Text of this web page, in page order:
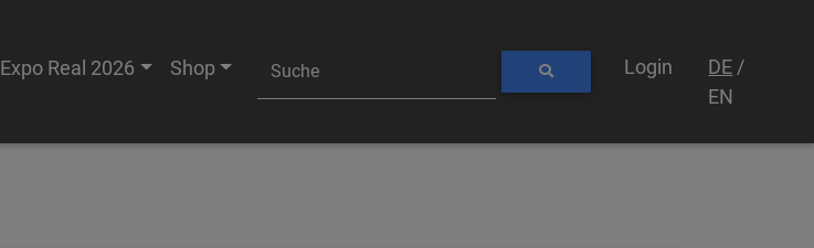
Expo Real 2026 Shop Login DE /
EN